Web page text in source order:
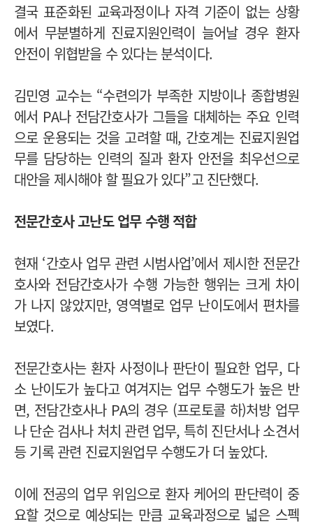
결국 표준화된 교육과정이나 자격 기준이 없는 상황
에서 무분별하게 진료지원인력이 늘어날 경우 환자
안전이 위협받을 수 있다는 분석이다.
김민영 교수는 “수련의가 부족한 지방이나 종합병원
에서 PA나 전담간호사가 그들을 대체하는 주요 인력
으로 운용되는 것을 고려할 때, 간호계는 진료지원업
무를 담당하는 인력의 질과 환자 안전을 최우선으로
대안을 제시해야 할 필요가 있다”고 진단했다.
전문간호사 고난도 업무 수행 적합
현재 ‘간호사 업무 관련 시범사업’에서 제시한 전문간
호사와 전담간호사가 수행 가능한 행위는 크게 차이
가 나지 않았지만, 영역별로 업무 난이도에서 편차를
보였다.
전문간호사는 환자 사정이나 판단이 필요한 업무, 다
소 난이도가 높다고 여겨지는 업무 수행도가 높은 반
면, 전담간호사나 PA의 경우 (프로토콜 하)처방 업무
나 단순 검사나 처치 관련 업무, 특히 진단서나 소견서
등 기록 관련 진료지원업무 수행도가 더 높았다.
이에 전공의 업무 위임으로 환자 케어의 판단력이 중
요할 것으로 예상되는 만큼 교육과정으로 넓은 스펙